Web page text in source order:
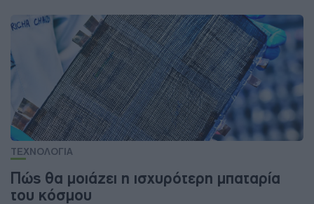
ΤΕΧΝΟΛΟΓΙΑ
Πώς θα μοιάζει η ισχυρότερη μπαταρία
του κόσμου